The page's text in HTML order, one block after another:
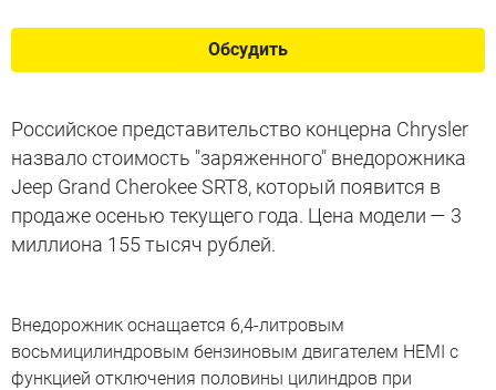
Обсудить
Российское представительство концерна Chrysler
назвало стоимость "заряженного" внедорожника
Jeep Grand Cherokee SRT8, который появится в
продаже осенью текущего года. Цена модели — 3
миллиона 155 тысяч рублей.
Бодибилдер
Фотографии «заряженного» внедорожника Jeep Grand
Cherokee SRT8
Внедорожник оснащается 6,4-литровым
восьмицилиндровым бензиновым двигателем HEMI с
функцией отключения половины цилиндров при